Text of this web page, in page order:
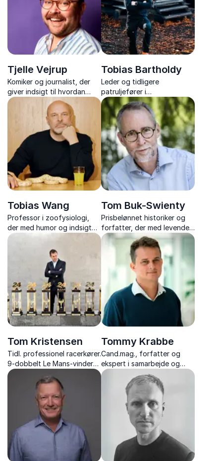
Tjelle Vejrup
Komiker og journalist, der
giver indsigt til hvordan
humor kan gøre jeres
arbejdsplads sjovere,
sundere og langt mere
effektiv.
Tobias Bartholdy
Leder og tidligere
patruljefører i
Slædepatruljen Sirius, der
inspirerer med ægte
ledelsesindsigt og teamwork
fra Grønlands ødemark.
Tobias Wang
Professor i zoofysiologi,
der med humor og indsigt
formidler, hvordan
dyrelivets ekstreme
tilpasninger kan kaste lys
over menneskets
sygdomme.
Tom Buk-Swienty
Prisbelønnet historiker og
forfatter, der med levende
foredrag gør fortidens
personer og begivenheder
nærværende og
inspirerende.
Tom Kristensen
Tidl. professionel racerkører.
9-dobbelt Le Mans-vinder
og inspirerende
foredragsholder om
teamwork, vilje og
motorsportens
livslærdomme.
Tommy Krabbe
Cand.mag., forfatter og
ekspert i samarbejde og
relationer, med over 1.500
skræddersyede foredrag
om forandring, trivsel og
menneskelig adfærd.